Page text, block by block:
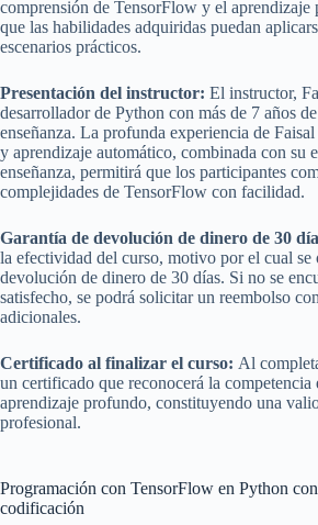
comprensión de TensorFlow y el aprendizaje
que las habilidades adquiridas puedan
escenarios prácticos.
Presentación del instructor: El instructor,
desarrollador de Python con más de 7 años
enseñanza. La profunda experiencia de
y aprendizaje automático, combinada con su
enseñanza, permitirá que los participantes
complejidades de TensorFlow con facilidad.
Garantía de devolución de dinero de 30
la efectividad del curso, motivo por el cual se
devolución de dinero de 30 días. Si no se
satisfecho, se podrá solicitar un reembolso
adicionales.
Certificado al finalizar el curso: Al
un certificado que reconocerá la
aprendizaje profundo, constituyendo una
profesional.
Programación con TensorFlow en Python
codificación